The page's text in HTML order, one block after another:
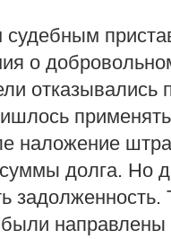
о
отказывались
наложение
долга. Но
задолженность.